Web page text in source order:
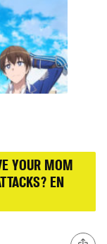
YOUR MOM
EN